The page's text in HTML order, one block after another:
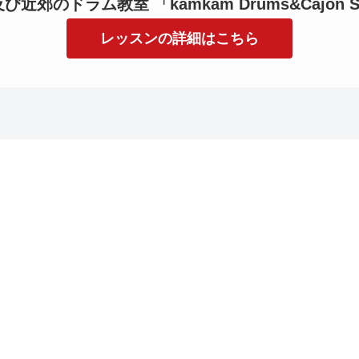
び近郊のドラム教室 「kamkam Drums&Cajon
レッスンの詳細はこちら